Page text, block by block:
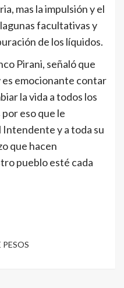
mas la impulsión y el
facultativas y
de los líquidos.
Pirani, señaló que
emocionante contar
la vida a todos los
eso que le
y a toda su
que hacen
pueblo esté cada
PESOS